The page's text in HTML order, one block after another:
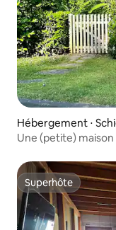
Hébergement ⋅
Une (petite) maison
Superhôte
Superhôte